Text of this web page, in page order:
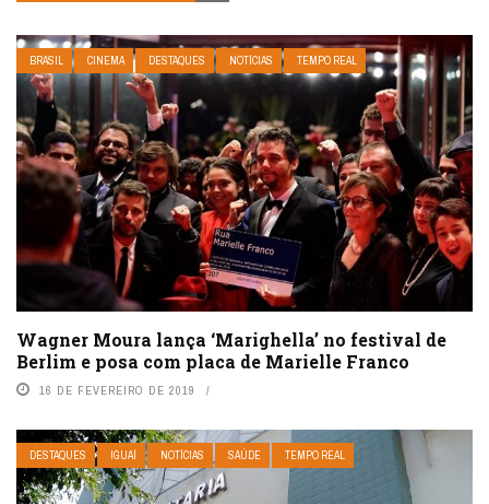
BRASIL CINEMA DESTAQUES NOTÍCIAS TEMPO REAL
Wagner Moura lança ‘Marighella’ no festival de
Berlim e posa com placa de Marielle Franco
16 DE FEVEREIRO DE 2019
DESTAQUES IGUAÍ NOTÍCIAS SAÚDE TEMPO REAL